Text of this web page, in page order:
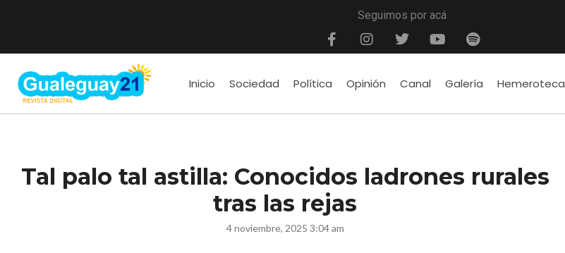
Seguimos por acá
Inicio Sociedad Política Opinión Canal Galería Hemeroteca
Tal palo tal astilla: Conocidos ladrones rurales
tras las rejas
4 noviembre, 2025 3:04 am